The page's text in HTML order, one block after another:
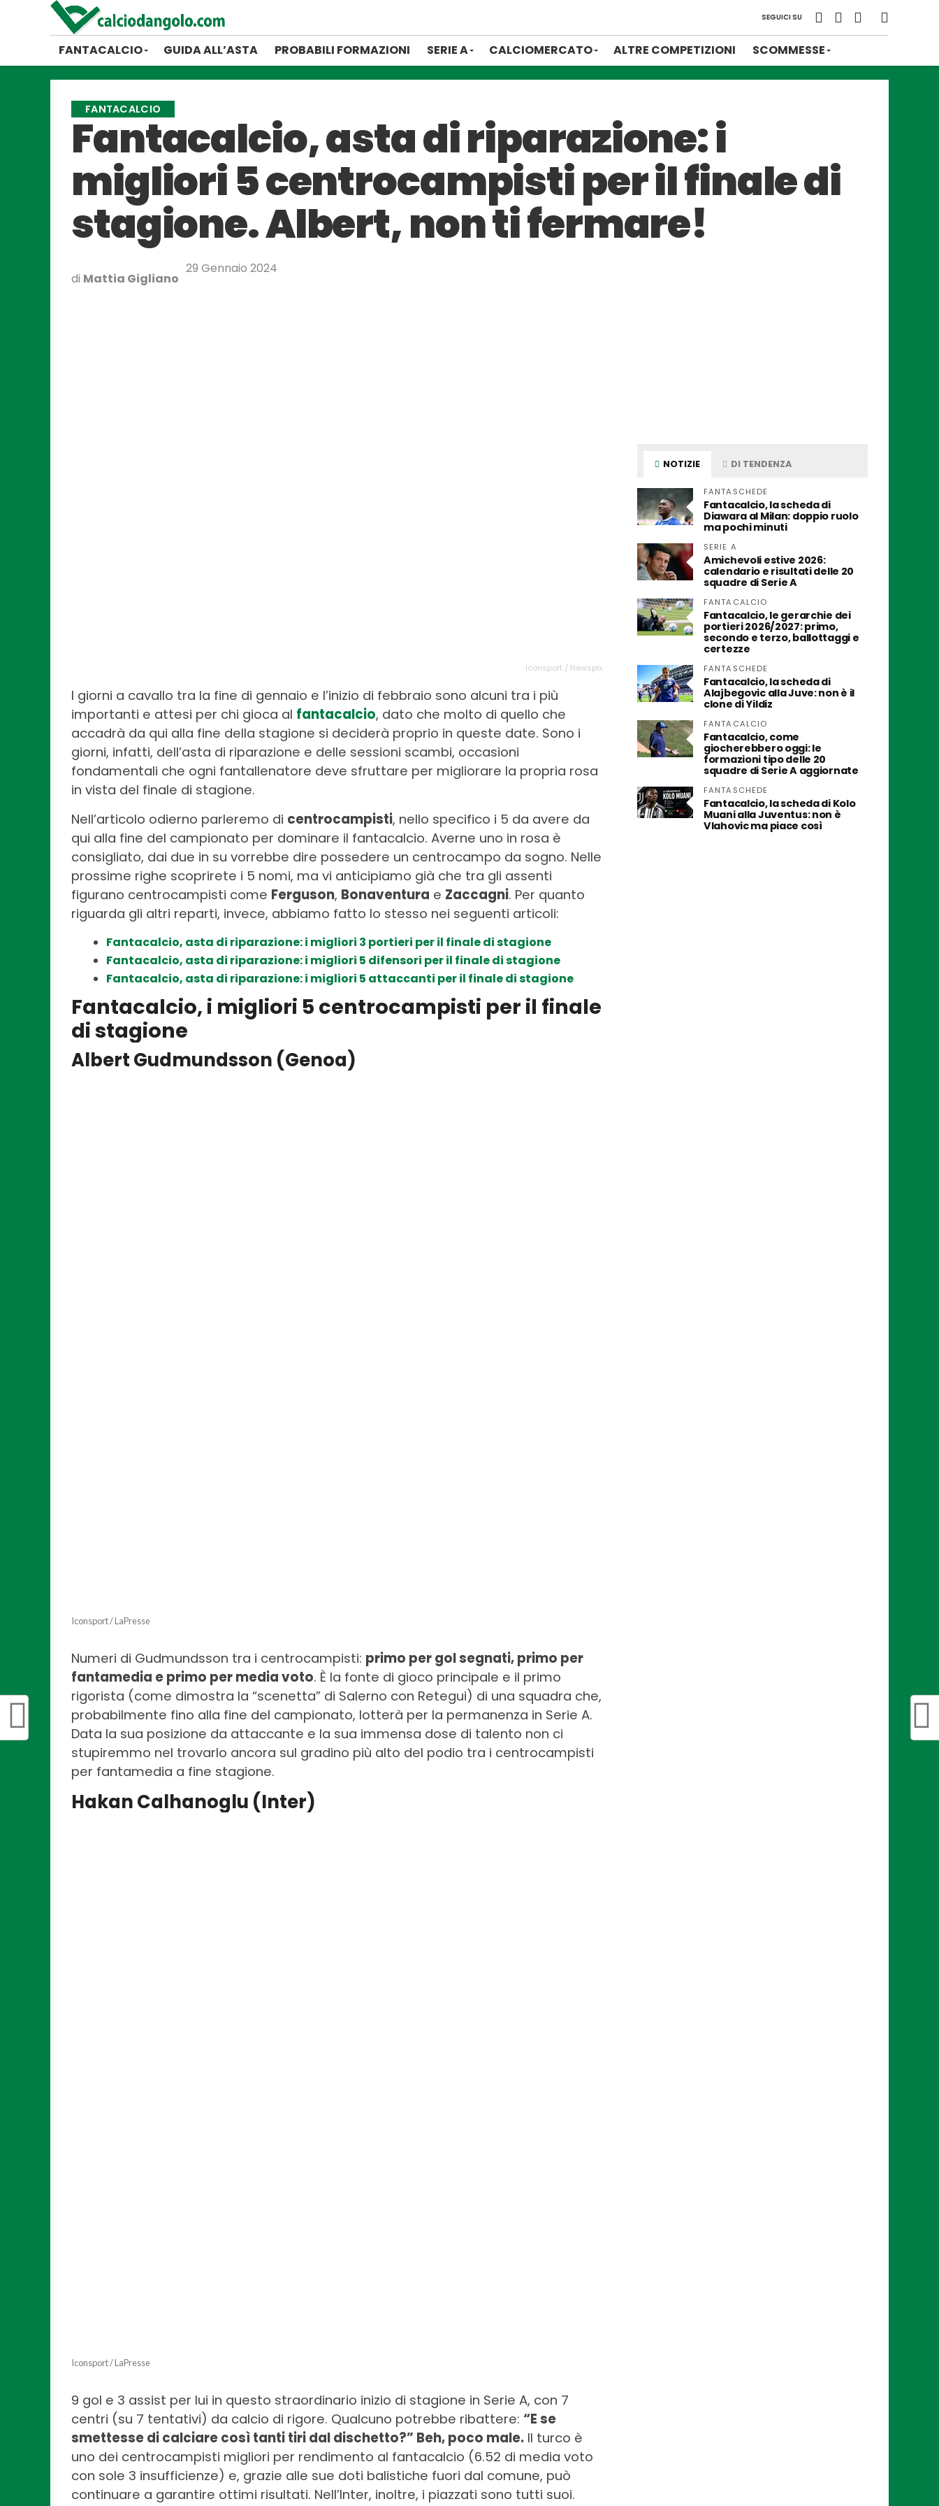
SEGUICI SU
FANTACALCIO GUIDA ALL’ASTA PROBABILI FORMAZIONI SERIE A CALCIOMERCATO ALTRE COMPETIZIONI SCOMMESSE
FANTACALCIO
Fantacalcio, asta di riparazione: i
migliori 5 centrocampisti per il finale di
stagione. Albert, non ti fermare!
di Mattia Gigliano
29 Gennaio 2024
Iconsport / Newspix
I giorni a cavallo tra la fine di gennaio e l’inizio di febbraio sono alcuni tra i più
importanti e attesi per chi gioca al fantacalcio, dato che molto di quello che
accadrà da qui alla fine della stagione si deciderà proprio in queste date. Sono i
giorni, infatti, dell’asta di riparazione e delle sessioni scambi, occasioni
fondamentali che ogni fantallenatore deve sfruttare per migliorare la propria rosa
in vista del finale di stagione.
Nell’articolo odierno parleremo di centrocampisti, nello specifico i 5 da avere da
qui alla fine del campionato per dominare il fantacalcio. Averne uno in rosa è
consigliato, dai due in su vorrebbe dire possedere un centrocampo da sogno. Nelle
prossime righe scoprirete i 5 nomi, ma vi anticipiamo già che tra gli assenti
figurano centrocampisti come Ferguson, Bonaventura e Zaccagni. Per quanto
riguarda gli altri reparti, invece, abbiamo fatto lo stesso nei seguenti articoli:
Fantacalcio, asta di riparazione: i migliori 3 portieri per il finale di stagione
Fantacalcio, asta di riparazione: i migliori 5 difensori per il finale di stagione
Fantacalcio, asta di riparazione: i migliori 5 attaccanti per il finale di stagione
Fantacalcio, i migliori 5 centrocampisti per il finale
di stagione
Albert Gudmundsson (Genoa)
Iconsport / LaPresse
Numeri di Gudmundsson tra i centrocampisti: primo per gol segnati, primo per
fantamedia e primo per media voto. È la fonte di gioco principale e il primo
rigorista (come dimostra la “scenetta” di Salerno con Retegui) di una squadra che,
probabilmente fino alla fine del campionato, lotterà per la permanenza in Serie A.
Data la sua posizione da attaccante e la sua immensa dose di talento non ci
stupiremmo nel trovarlo ancora sul gradino più alto del podio tra i centrocampisti
per fantamedia a fine stagione.
Hakan Calhanoglu (Inter)
Iconsport / LaPresse
9 gol e 3 assist per lui in questo straordinario inizio di stagione in Serie A, con 7
centri (su 7 tentativi) da calcio di rigore. Qualcuno potrebbe ribattere: “E se
smettesse di calciare così tanti tiri dal dischetto?” Beh, poco male. Il turco è
uno dei centrocampisti migliori per rendimento al fantacalcio (6.52 di media voto
con sole 3 insufficienze) e, grazie alle sue doti balistiche fuori dal comune, può
continuare a garantire ottimi risultati. Nell’Inter, inoltre, i piazzati sono tutti suoi.
NOTIZIE DI TENDENZA
FANTASCHEDE
Fantacalcio, la scheda di
Diawara al Milan: doppio ruolo
ma pochi minuti
SERIE A
Amichevoli estive 2026:
calendario e risultati delle 20
squadre di Serie A
FANTACALCIO
Fantacalcio, le gerarchie dei
portieri 2026/2027: primo,
secondo e terzo, ballottaggi e
certezze
FANTASCHEDE
Fantacalcio, la scheda di
Alajbegovic alla Juve: non è il
clone di Yildiz
FANTACALCIO
Fantacalcio, come
giocherebbero oggi: le
formazioni tipo delle 20
squadre di Serie A aggiornate
FANTASCHEDE
Fantacalcio, la scheda di Kolo
Muani alla Juventus: non è
Vlahovic ma piace così